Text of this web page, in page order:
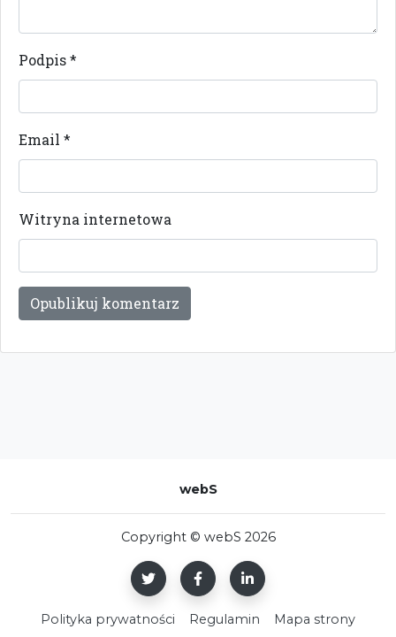
Podpis*
Email *
Witryna internetowa
webS
Copyright © webS 2026
Polityka prywatności Regulamin Mapa strony